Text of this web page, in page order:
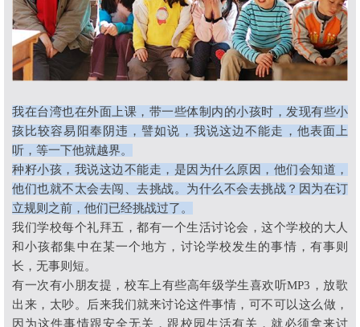
我在台湾也在外面上课，带一些体制内的小孩时，发现有些小
孩比较容易阳奉阴违，譬如说，我说这边不能走，他表面上
听，等一下他就越界。
种籽小孩，我说这边不能走，是因为什么原因，他们会知道，
他们也就不太会去闯、去挑战。为什么不会去挑战？因为在订
立规则之前，他们已经挑战过了。
我们学校每个礼拜五，都有一个生活讨论会，这个学校的大人
和小孩都集中在某一个地方，讨论学校发生的事情，有事则
长，无事则短。
有一次有小朋友提，校车上有些高年级学生喜欢听MP3 ，放歌
出来，太吵。后来我们就来讨论这件事情，可不可以这么做，
因为这件事情跟安全无关，跟校园生活有关，就必须拿来讨